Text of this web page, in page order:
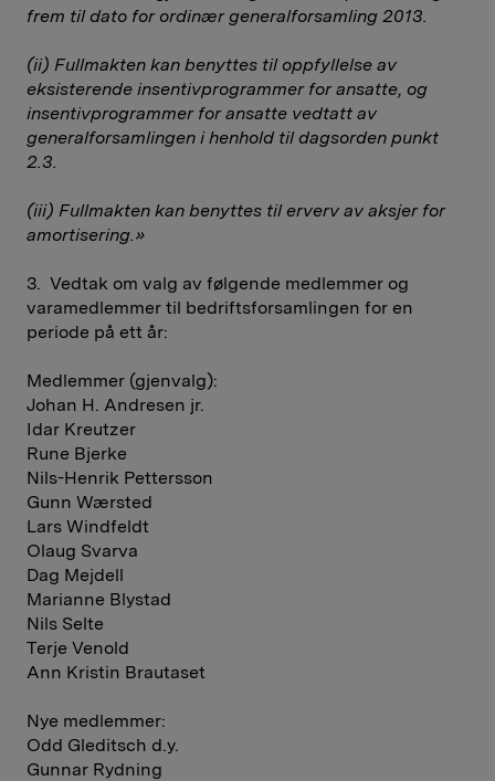
frem til dato for ordinær generalforsamling 2013.
(ii) Fullmakten kan benyttes til oppfyllelse av
eksisterende insentivprogrammer for ansatte, og
insentivprogrammer for ansatte vedtatt av
generalforsamlingen i henhold til dagsorden punkt
2.3.
(iii) Fullmakten kan benyttes til erverv av aksjer for
amortisering.»
3. Vedtak om valg av følgende medlemmer og
varamedlemmer til bedriftsforsamlingen for en
periode på ett år:
Medlemmer (gjenvalg):
Johan H. Andresen jr.
Idar Kreutzer
Rune Bjerke
Nils-Henrik Pettersson
Gunn Wærsted
Lars Windfeldt
Olaug Svarva
Dag Mejdell
Marianne Blystad
Nils Selte
Terje Venold
Ann Kristin Brautaset
Nye medlemmer:
Odd Gleditsch d.y.
Gunnar Rydning